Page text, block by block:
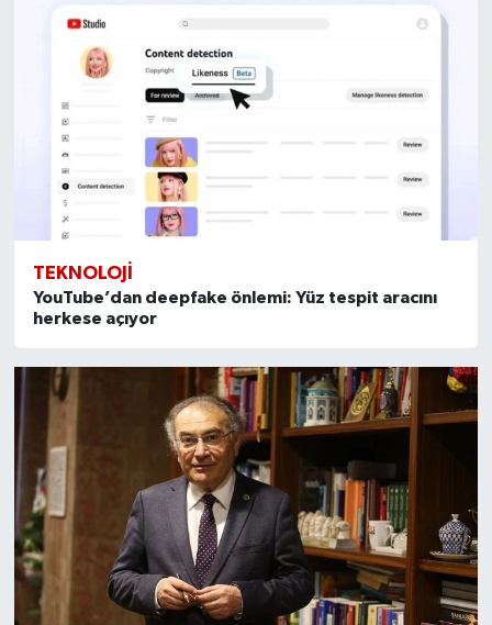
TEKNOLOJI
YouTube’dan deepfake önlemi: Yüz tespit aracını
herkese açıyor